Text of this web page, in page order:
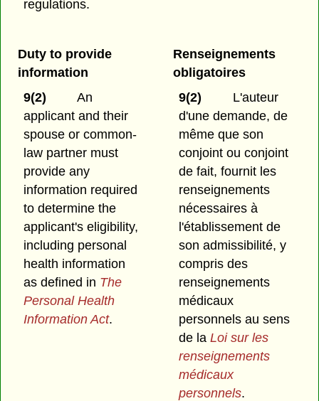
regulations.
Duty to provide
information
9(2)
An
applicant and their
spouse or common-
law partner must
provide any
information required
to determine the
applicant's eligibility,
including personal
health information
as defined in The
Personal Health
Information Act.
Renseignements
obligatoires
9(2)
L'auteur
d'une demande, de
même que son
conjoint ou conjoint
de fait, fournit les
renseignements
nécessaires à
l'établissement de
son admissibilité, y
compris des
renseignements
médicaux
personnels au sens
de laLoi sur les
renseignements
médicaux
personnels.